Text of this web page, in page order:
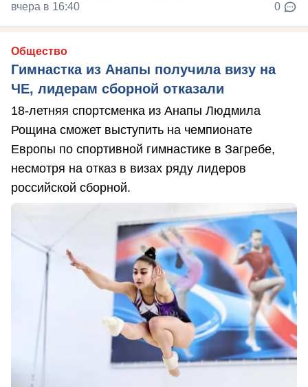
вчера в 16:40 0
Общество
Гимнастка из Анапы получила визу на
ЧЕ, лидерам сборной отказали
18-летняя спортсменка из Анапы Людмила
Рощина сможет выступить на чемпионате
Европы по спортивной гимнастике в Загребе,
несмотря на отказ в визах ряду лидеров
российской сборной.